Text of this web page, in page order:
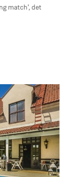
match’, det